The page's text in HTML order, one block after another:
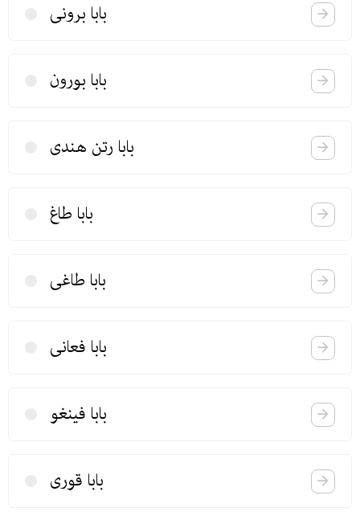
بابا برونی
بابا بورون
بابا رتن هندی
بابا طاغ
بابا طاغی
بابا فعانی
بابا فینغو
بابا قوری